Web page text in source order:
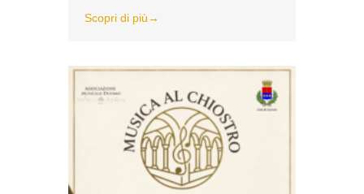
Scopri di più→